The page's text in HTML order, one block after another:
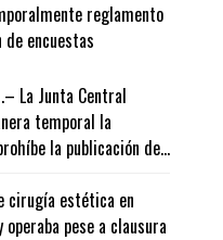
reglamento
encuestas
La Junta Central
temporal la
la publicación de...
cirugía estética en
pese a clausura